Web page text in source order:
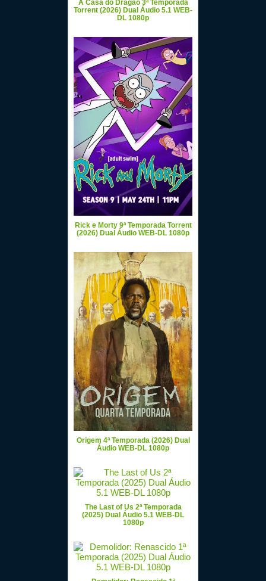
A Casa do Dragão 3ª Temporada
Torrent (2026) Dual Áudio 5.1 WEB-
DL 1080p
Rick e Morty 9ª Temporada Torrent
(2026) Dual Áudio WEB-DL 1080p
Origem 4ª Temporada (2026) Dual
Áudio WEB-DL 1080p
The Last of Us 2ª Temporada
(2025) Dual Áudio 5.1 WEB-DL
1080p